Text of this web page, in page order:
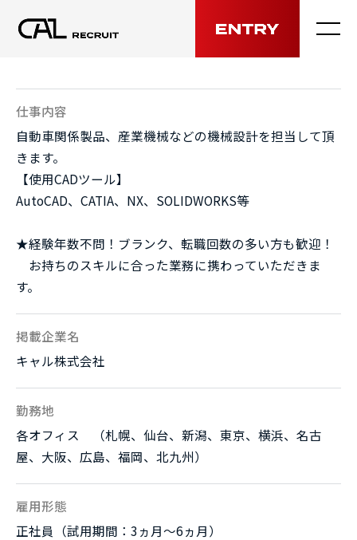
MENU
仕事内容
自動車関係製品、産業機械などの機械設計を担当して頂
きます。
【使用CADツール】
AutoCAD、CATIA、NX、SOLIDWORKS等
★経験年数不問！ブランク、転職回数の多い方も歓迎！
お持ちのスキルに合った業務に携わっていただきま
す。
掲載企業名
キャル株式会社
勤務地
各オフィス （札幌、仙台、新潟、東京、横浜、名古
屋、大阪、広島、福岡、北九州）
雇用形態
正社員（試用期間：3ヵ月～6ヵ月）